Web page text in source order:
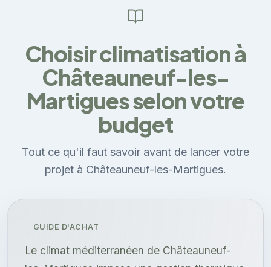
Choisir climatisation à
Châteauneuf-les-
Martigues selon votre
budget
Tout ce qu'il faut savoir avant de lancer votre
projet à Châteauneuf-les-Martigues.
GUIDE D'ACHAT
Le climat méditerranéen de Châteauneuf-